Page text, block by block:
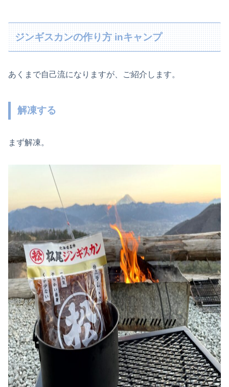
ジンギスカンの作り方 inキャンプ
あくまで自己流になりますが、ご紹介します。
解凍する
まず解凍。